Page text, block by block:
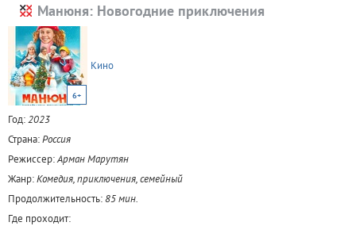
Манюня: Новогодние приключения
6+
Кино
Год:2023
Страна:Россия
Режиссер:Арман Марутян
Жанр:Комедия, приключения, семейный
Продолжительность:85 мин.
Где проходит: